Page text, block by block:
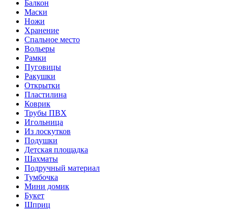
Балкон
Маски
Ножи
Хранение
Спальное место
Вольеры
Рамки
Пуговицы
Ракушки
Открытки
Пластилина
Коврик
Трубы ПВХ
Игольница
Из лоскутков
Подушки
Детская площадка
Шахматы
Подручный материал
Тумбочка
Мини домик
Букет
Шприц